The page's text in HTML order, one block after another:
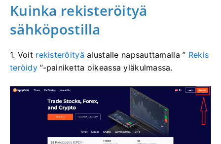
Kuinka rekisteröityä
sähköpostilla
1. Voit rekisteröityä alustalle napsauttamalla ” Rekis
teröidy”-painiketta oikeassa yläkulmassa.